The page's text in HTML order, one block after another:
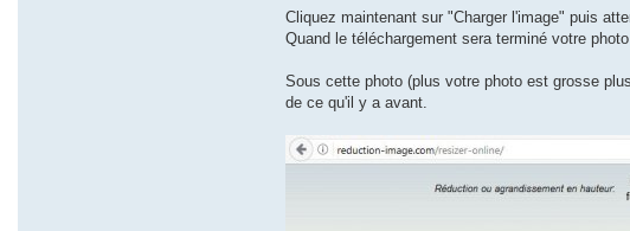
Cliquez maintenant sur "Charger l'image" puis
Quand le téléchargement sera terminé votre
Sous cette photo (plus votre photo est grosse
de ce qu'il y a avant.